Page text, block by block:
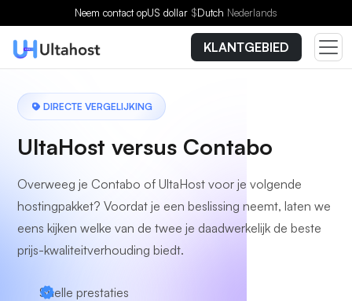
Neem contact opUS dollar $Dutch Nederlands
KLANTGEBIED
DIRECTE VERGELIJKING
UltaHost versus Contabo
Overweeg je Contabo of UltaHost voor je volgende
hostingpakket? Voordat je een beslissing neemt, laten we
eens kijken welke van de twee je daadwerkelijk de beste
prijs-kwaliteitverhouding biedt.
Snelle prestaties